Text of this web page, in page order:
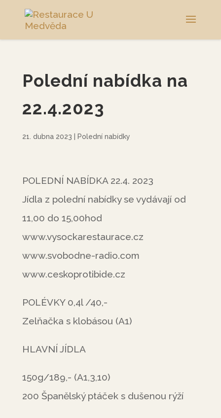
Polední nabídka na
22.4.2023
21. dubna 2023 Polední nabídky
POLEDNÍ NABÍDKA 22.4. 2023
Jídla z polední nabídky se vydávají od
11,00 do 15,00hod
www.vysockarestaurace.cz
www.svobodne-radio.com
www.ceskoprotibide.cz
POLÉVKY 0,4l /40,-
Zelňačka s klobásou (A1)
HLAVNÍ JÍDLA
150g/189,- (A1,3,10)
200 Španělský ptáček s dušenou rýží